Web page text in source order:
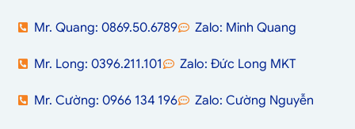
Mr. Quang: 0869.50.6789 Zalo: Minh Quang
Mr. Long: 0396.211.101 Zalo: Đức Long MKT
Mr. Cường: 0966 134 196 Zalo: Cường Nguyễn